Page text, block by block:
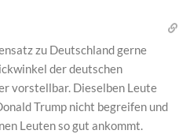
zu Deutschland gerne
der deutschen
vorstellbar. Dieselben Leute
Trump nicht begreifen und
Leuten so gut ankommt.